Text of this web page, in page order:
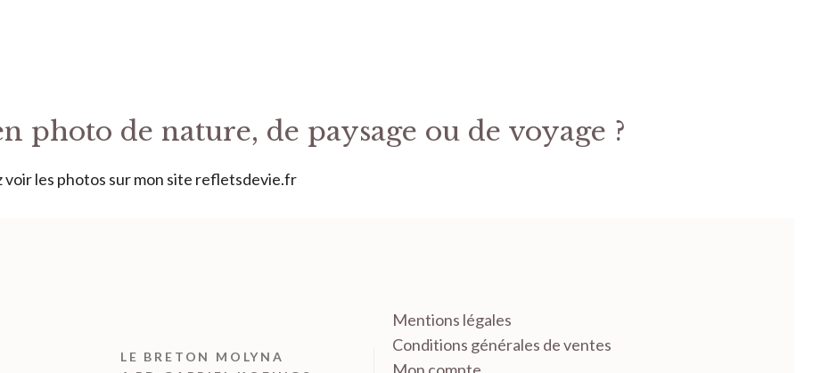
photo de nature, de paysage ou de voyage ?
voir les photos sur mon site refletsdevie.fr
LE BRETON MOLYNA
Mentions légales
Conditions générales de ventes